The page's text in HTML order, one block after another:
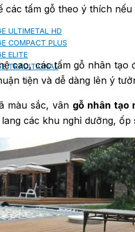
ULTIMETAL HD
COMPACT PLUS
ELITE
TRADITIONAL
tấm gỗ theo ý thích
cao, các tấm gỗ nhân
tiện và dễ dàng lên ý
màu sắc, vân gỗ nhân tạo
các khu nghỉ dưỡng,